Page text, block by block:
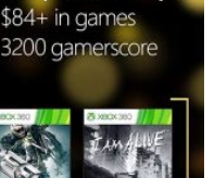
Presentación oficial de Gears Of War 4 en Argentina